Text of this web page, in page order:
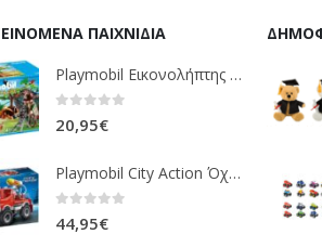
ΠΑΙΧΝΊΔΙΑ
Playmobil Εικονολήπτης Και Οικογένεια Από Λύγκες 5561
20,95€
Playmobil City Action Όχημα Πυροσβεστικής Με Τροχαλία Ρυμούλκησης 9466
44,95€